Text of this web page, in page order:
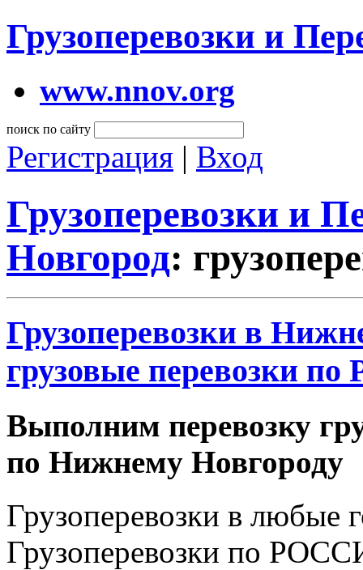
Грузоперевозки и
www.nnov.org
поиск по сайту
Регистрация | Вход
Грузоперевозки и
Новгород:
Грузоперевозки в
грузовые перевозки по
Выполним перевозку
по Нижнему Новгороду
Грузоперевозки в любые
Грузоперевозки по